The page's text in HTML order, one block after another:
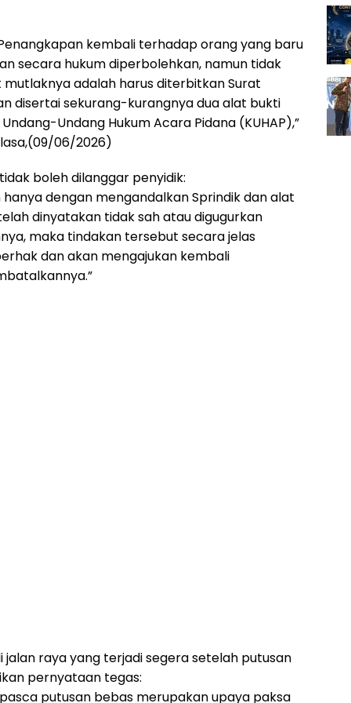
kembali terhadap orang yang baru
secara hukum diperbolehkan, namun tidak
adalah harus diterbitkan Surat
disertai sekurang-kurangnya dua alat bukti
Undang Hukum Acara Pidana (KUHAP),”
06/2026)
boleh dilanggar penyidik:
dengan mengandalkan Sprindik dan alat
dinyatakan tidak sah atau digugurkan
maka tindakan tersebut secara jelas
dan akan mengajukan kembali
raya yang terjadi segera setelah putusan
pernyataan tegas:
putusan bebas merupakan upaya paksa